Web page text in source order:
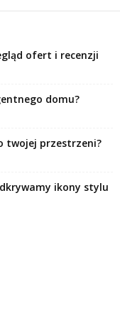
ofert i recenzji
domu?
twojej przestrzeni?
ikony stylu